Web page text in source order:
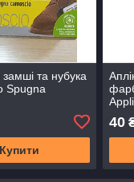
та нубука
Spugna
Купити
40